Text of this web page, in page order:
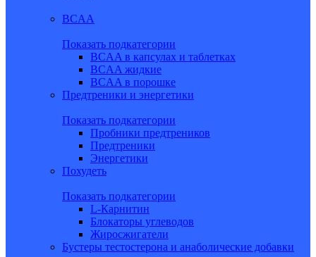
BCAA
Показать подкатегории
BCAA в капсулах и таблетках
BCAA жидкие
BCAA в порошке
Предтреники и энергетики
Показать подкатегории
Пробники предтреников
Предтреники
Энергетики
Похудеть
Показать подкатегории
L-Карнитин
Блокаторы углеводов
Жиросжигатели
Бустеры тестостерона и анаболические добавки